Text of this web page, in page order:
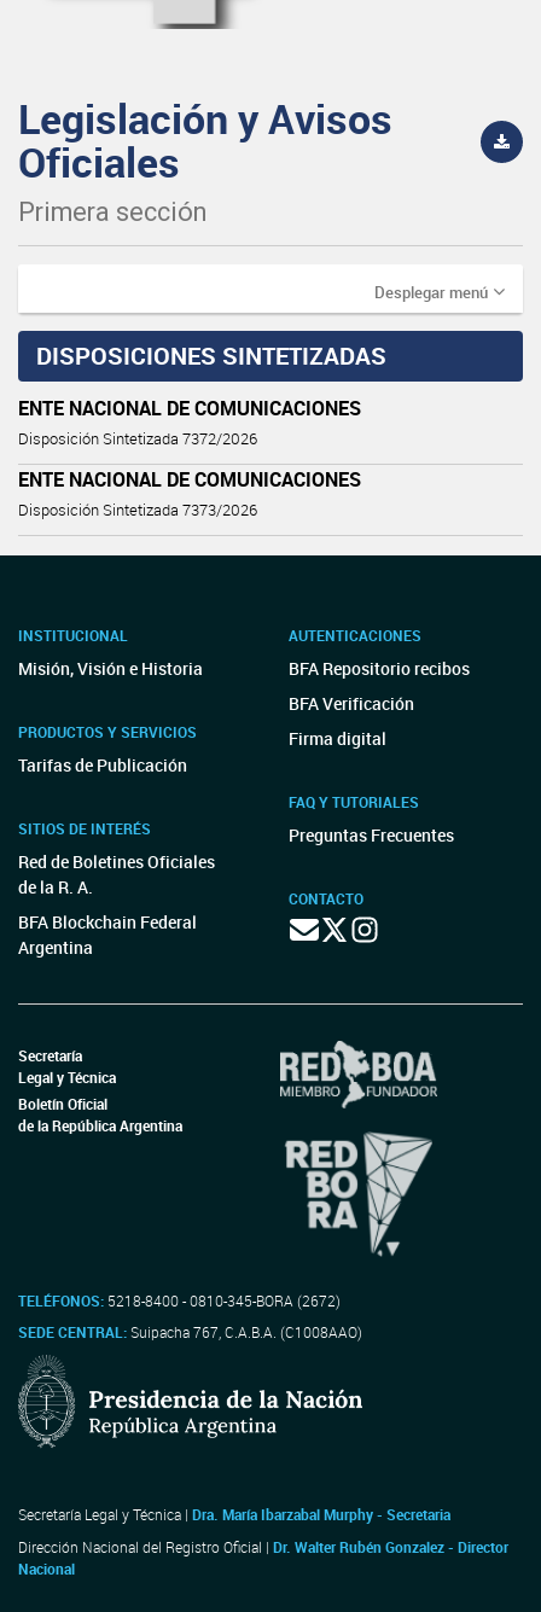
Legislación y Avisos
Oficiales
Primera sección
Desplegar menú
DISPOSICIONES SINTETIZADAS
ENTE NACIONAL DE COMUNICACIONES
Disposición Sintetizada 7372/2026
ENTE NACIONAL DE COMUNICACIONES
Disposición Sintetizada 7373/2026
INSTITUCIONAL
Misión, Visión e Historia
PRODUCTOS Y SERVICIOS
Tarifas de Publicación
SITIOS DE INTERÉS
Red de Boletines Oficiales
de la R. A.
BFA Blockchain Federal
Argentina
AUTENTICACIONES
BFA Repositorio recibos
BFA Verificación
Firma digital
FAQ Y TUTORIALES
Preguntas Frecuentes
CONTACTO
Secretaría
Legal y Técnica
Boletín Oficial
de la República Argentina
TELÉFONOS: 5218-8400 - 0810-345-BORA (2672)
SEDE CENTRAL:Suipacha 767, C.A.B.A. (C1008AAO)
Secretaría Legal y Técnica | Dra. María Ibarzabal Murphy - Secretaria
Dirección Nacional del Registro Oficial | Dr. Walter Rubén Gonzalez - Director
Nacional